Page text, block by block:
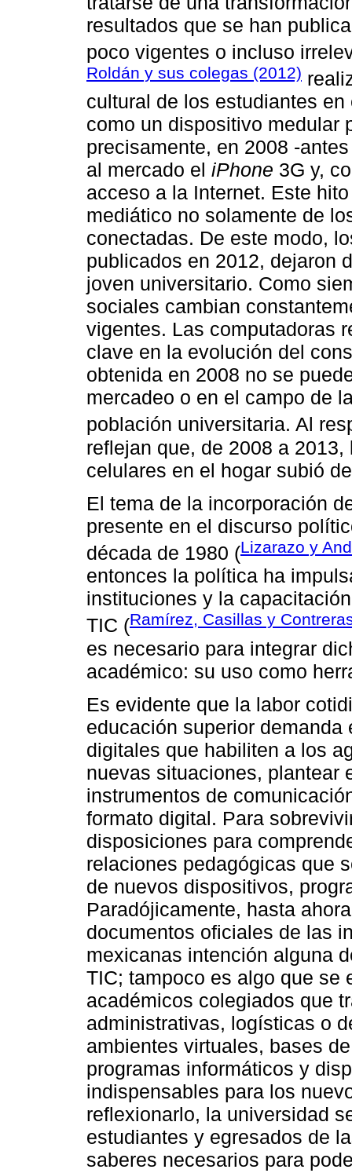
resultados que se han
poco vigentes o incluso
Roldán y sus colegas (2012)
cultural de los estudiantes
como un dispositivo medular
precisamente, en 2008 -
al mercado el iPhone 3G y,
acceso a la Internet. Este
mediático no solamente de
conectadas. De este modo,
publicados en 2012, dejaron
joven universitario. Como
sociales cambian
vigentes. Las computadoras
clave en la evolución del
obtenida en 2008 no se
mercadeo o en el campo de
población universitaria. Al
reflejan que, de 2008 a
celulares en el hogar subió
El tema de la incorporación
presente en el discurso
década de 1980 (Lizarazo y
entonces la política ha
instituciones y la
TIC (Ramírez, Casillas y
es necesario para integrar
académico: su uso como
Es evidente que la labor
educación superior
digitales que habiliten a los
nuevas situaciones, plantear
instrumentos de
formato digital. Para
disposiciones para
relaciones pedagógicas que
de nuevos dispositivos,
Paradójicamente, hasta
documentos oficiales de las
mexicanas intención alguna
TIC; tampoco es algo que se
académicos colegiados que
administrativas, logísticas o
ambientes virtuales, bases
programas informáticos y
indispensables para los
reflexionarlo, la universidad
estudiantes y egresados de
saberes necesarios para